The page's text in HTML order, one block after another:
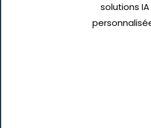
solutions IA